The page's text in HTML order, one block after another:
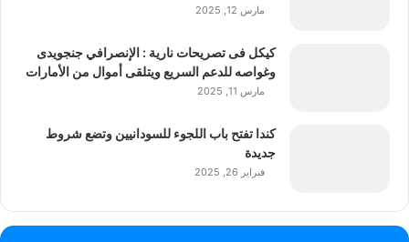
مارس 12, 2025
كيكل فى تصريحات نارية : الإنصرافي جنجويدى
وغواصه للدعم السريع ويتلقى أموال من الأمارات
مارس 11, 2025
كندا تفتح باب اللجوء للسودانيين وتضع شروط
جديدة
فبراير 26, 2025